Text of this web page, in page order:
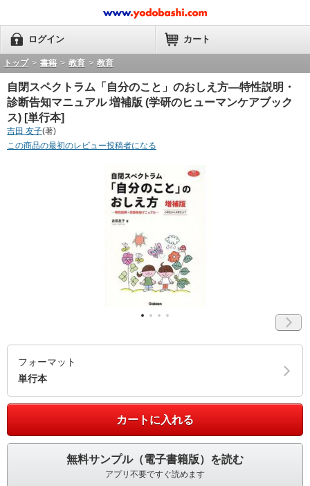
ログイン カート
トップ > 書籍 > 教育 > 教育
自閉スペクトラム「自分のこと」のおしえ方―特性説明・
診断告知マニュアル 増補版 (学研のヒューマンケアブック
ス) [単行本]
吉田 友子(著)
この商品の最初のレビュー投稿者になる
フォーマット
単行本
カートに入れる
無料サンプル（電子書籍版）を読む
アプリ不要ですぐ読めます